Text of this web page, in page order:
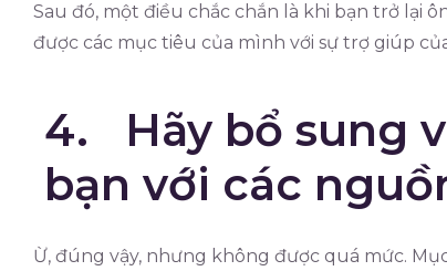
Sau đó, một điều chắc chắn là khi bạn trở lại
được các mục tiêu của mình với sự trợ giúp
4. Hãy bổ sung
bạn với các
Ừ, đúng vậy, nhưng không được quá mức.